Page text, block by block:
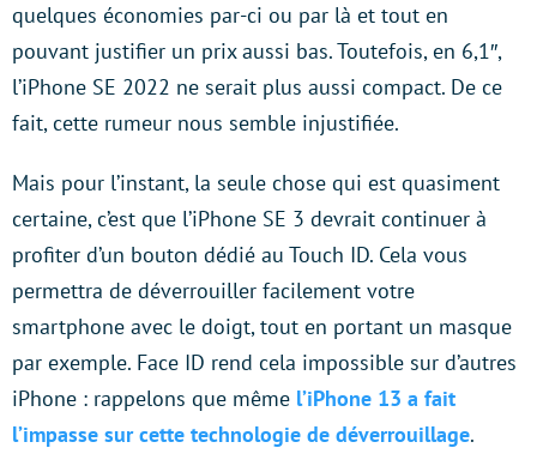
quelques économies par-ci ou par là et tout en
pouvant justifier un prix aussi bas. Toutefois, en 6,1″,
l’iPhone SE 2022 ne serait plus aussi compact. De ce
fait, cette rumeur nous semble injustifiée.
Mais pour l’instant, la seule chose qui est quasiment
certaine, c’est que l’iPhone SE 3 devrait continuer à
profiter d’un bouton dédié au Touch ID. Cela vous
permettra de déverrouiller facilement votre
smartphone avec le doigt, tout en portant un masque
par exemple. Face ID rend cela impossible sur d’autres
iPhone : rappelons que même l’iPhone 13 a fait
l’impasse sur cette technologie de déverrouillage.